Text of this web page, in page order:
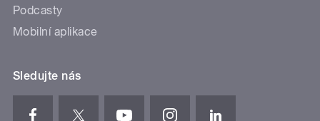
Podcasty
Mobilní aplikace
Sledujte nás